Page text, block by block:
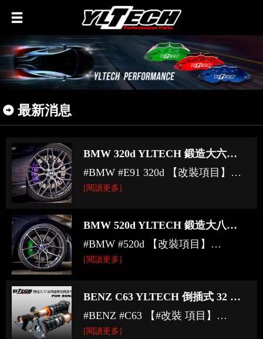
最新消息
BMW 320d YLTECH 鍛造大六活塞 380MM 雙片式浮動式浪花碟煞車套件+RB煞車來令片運動版
#BMW #E91 320d 【改裝項目】
#YLTECH 鍛造 #大六活塞 380MM
#RB #煞車 #來令片 運動版
#MAXX 19吋 #鋁圈 #Habilead 19吋
#輪胎 申請改裝精品免卡分期 可刷
[閱讀更多]
BMW 520d YLTECH 鍛造大八活塞 380MM 雙片式浮動式浪花碟煞車套件+YLTECH 雙片式 370MM 後加大碟套件
#BMW #520d 【改裝項目】
#YLTECH 鍛造 #大八活塞 380MM
YLTECH 雙片式 370MM 後加大碟
套件 #RB #煞車 #來令片 運動版
#VERTINI 20吋 #鋁圈 申請改裝精
[閱讀更多]
BENZ C63 YLTECH 倒插式 32 段高低軟硬筒身可調避震器
#BENZ #C63 【#改裝 項目】
#YLTECH #倒插式 32 段高低軟硬
[閱讀更多]